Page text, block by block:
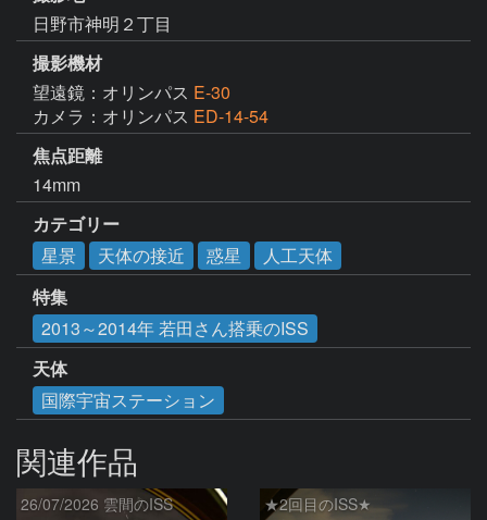
日野市神明２丁目
撮影機材
望遠鏡：オリンパス E-30
カメラ：オリンパス ED-14-54
焦点距離
14mm
カテゴリー
星景
天体の接近 惑星
人工天体
特集
2013～2014年 若田さん搭乗のISS
天体
国際宇宙ステーション
関連作品
26/07/2026 雲間のISS ★2回目のISS★